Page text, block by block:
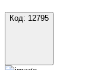
Код: 12795